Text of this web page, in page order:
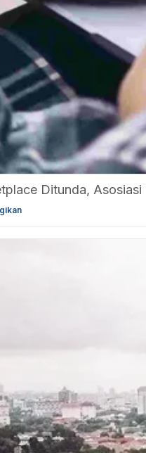
Ditunda,